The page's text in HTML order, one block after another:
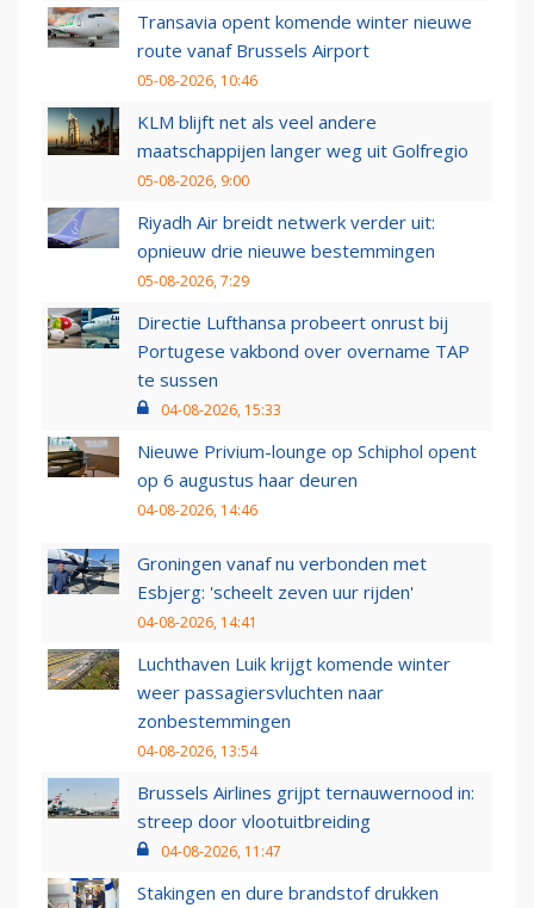
Transavia opent komende winter nieuwe
route vanaf Brussels Airport
05-08-2026, 10:46
KLM blijft net als veel andere
maatschappijen langer weg uit Golfregio
05-08-2026, 9:00
Riyadh Air breidt netwerk verder uit:
opnieuw drie nieuwe bestemmingen
05-08-2026, 7:29
Directie Lufthansa probeert onrust bij
Portugese vakbond over overname TAP
te sussen
04-08-2026, 15:33
Nieuwe Privium-lounge op Schiphol opent
op 6 augustus haar deuren
04-08-2026, 14:46
Groningen vanaf nu verbonden met
Esbjerg: 'scheelt zeven uur rijden'
04-08-2026, 14:41
Luchthaven Luik krijgt komende winter
weer passagiersvluchten naar
zonbestemmingen
04-08-2026, 13:54
Brussels Airlines grijpt ternauwernood in:
streep door vlootuitbreiding
04-08-2026, 11:47
Stakingen en dure brandstof drukken